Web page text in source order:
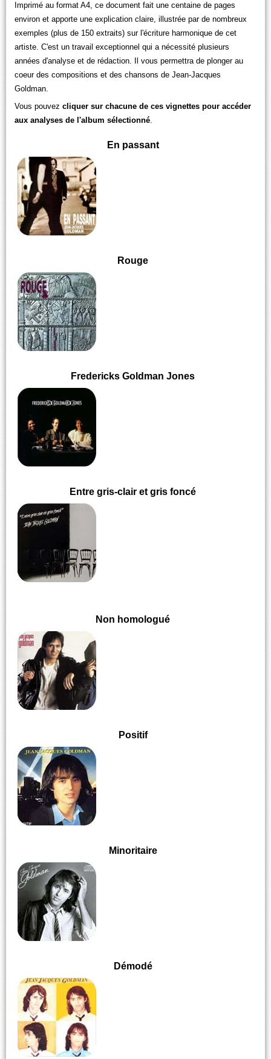
Imprimé au format A4, ce document fait une centaine de pages
environ et apporte une explication claire, illustrée par de nombreux
exemples (plus de 150 extraits) sur l'écriture harmonique de cet
artiste. C'est un travail exceptionnel qui a nécessité plusieurs
années d'analyse et de rédaction. Il vous permettra de plonger au
coeur des compositions et des chansons de Jean-Jacques
Goldman.
Vous pouvezcliquer sur chacune de ces vignettes pour accéder
aux analyses de l'album sélectionné.
En passant
Rouge
Fredericks Goldman Jones
Entre gris-clair et gris foncé
Non homologué
Positif
Minoritaire
Démodé